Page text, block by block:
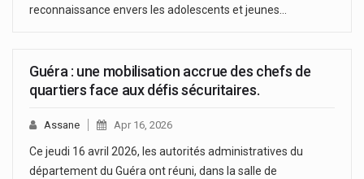
reconnaissance envers les adolescents et jeunes…
Guéra : une mobilisation accrue des chefs de
quartiers face aux défis sécuritaires.
Assane Apr 16, 2026
Ce jeudi 16 avril 2026, les autorités administratives du
département du Guéra ont réuni, dans la salle de